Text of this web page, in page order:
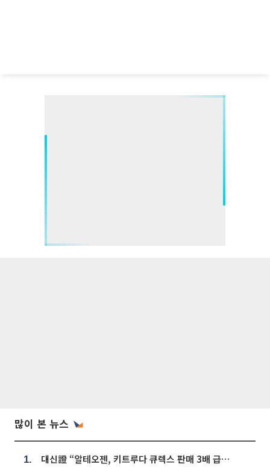
많이 본 뉴스
1. 대신證 “알테오젠, 키트루다 큐렉스 판매 3배 급증…목표가 41만원 상향”